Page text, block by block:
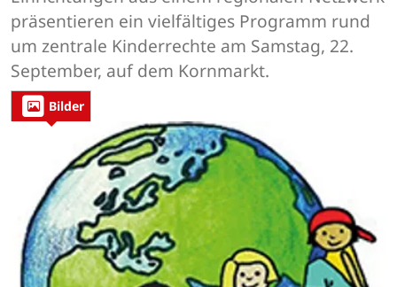
präsentieren ein vielfältiges Programm rund
um zentrale Kinderrechte am Samstag, 22.
September, auf dem Kornmarkt.
Bilder